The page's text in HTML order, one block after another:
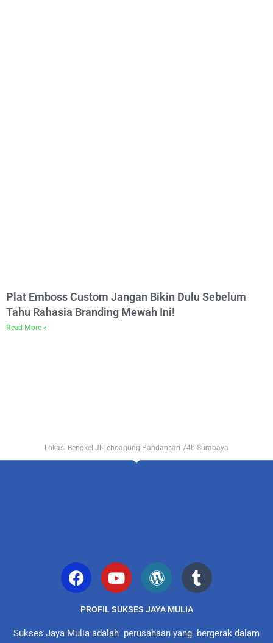
Plat Emboss Custom Jangan Bikin Dulu Sebelum
Tahu Rahasia Branding Mewah Ini!
Read More »
Lokasi Bengkel Jl Leboagung Pandansari 74b Surabaya
PROFIL SUKSES JAYA MULIA
Sukses Jaya Mulia adalah perusahaan yang bergerak dalam